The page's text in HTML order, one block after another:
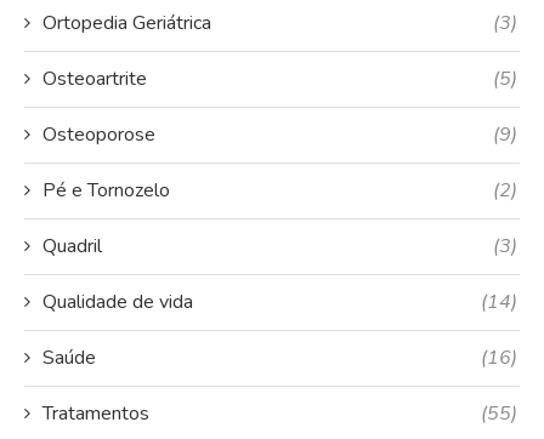
Ortopedia Geriátrica (3)
Osteoartrite (5)
Osteoporose (9)
Pé e Tornozelo (2)
Quadril (3)
Qualidade de vida (14)
Saúde (16)
Tratamentos (55)